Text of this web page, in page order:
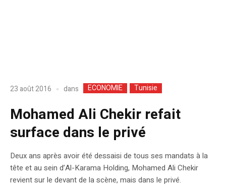
23 août 2016 dans ECONOMIE Tunisie
Mohamed Ali Chekir refait
surface dans le privé
Deux ans après avoir été dessaisi de tous ses mandats à la
tête et au sein d’Al-Karama Holding, Mohamed Ali Chekir
revient sur le devant de la scène, mais dans le privé.